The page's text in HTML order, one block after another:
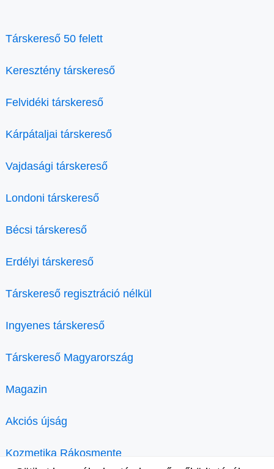
Társkereső 50 felett
Keresztény társkereső
Felvidéki társkereső
Kárpátaljai társkereső
Vajdasági társkereső
Londoni társkereső
Bécsi társkereső
Erdélyi társkereső
Társkereső regisztráció nélkül
Ingyenes társkereső
Társkereső Magyarország
Magazin
Akciós újság
Kozmetika Rákosmente